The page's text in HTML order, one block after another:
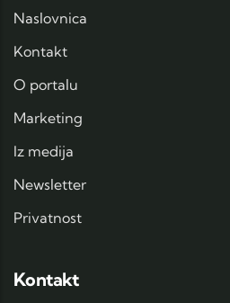
Naslovnica
Kontakt
O portalu
Marketing
Iz medija
Newsletter
Privatnost
Kontakt